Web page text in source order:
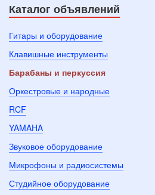
Каталог объявлений
Гитары и оборудование
Клавишные инструменты
Барабаны и перкуссия
Оркестровые и народные
RCF
YAMAHA
Звуковое оборудование
Микрофоны и радиосистемы
Студийное оборудование